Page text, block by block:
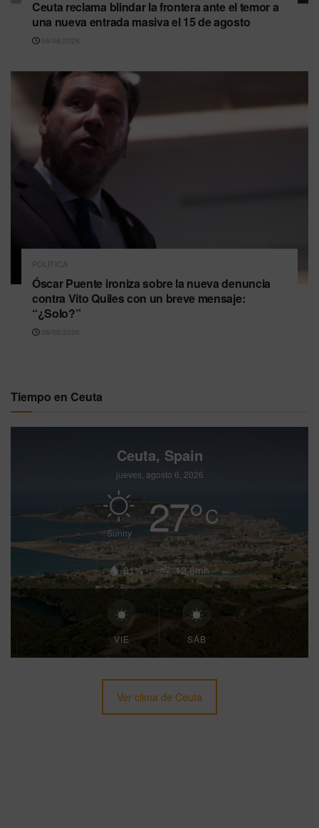
Ceuta reclama blindar la frontera ante el temor a
una nueva entrada masiva el 15 de agosto
06/08/2026
POLÍTICA
Óscar Puente ironiza sobre la nueva denuncia
contra Vito Quiles con un breve mensaje:
“¿Solo?”
06/08/2026
Tiempo en Ceuta
Ceuta, Spain
jueves, agosto 6, 2026
Sunny 27°C
61% 12.6mh
VIE SÁB
Ver clima de Ceuta